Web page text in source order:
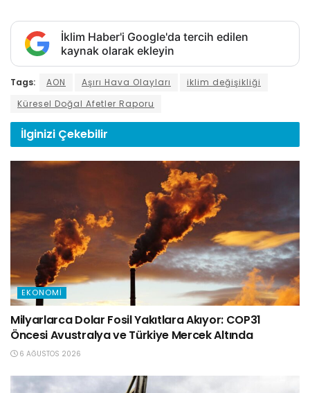
İklim Haber'i Google'da tercih edilen
kaynak olarak ekleyin
Tags: AON Aşırı Hava Olayları
iklim değişikliği
Küresel Doğal Afetler Raporu
İlginizi Çekebilir
EKONOMI
Milyarlarca Dolar Fosil Yakıtlara Akıyor: COP31
Öncesi Avustralya ve Türkiye Mercek Altında
6 AĞUSTOS 2026